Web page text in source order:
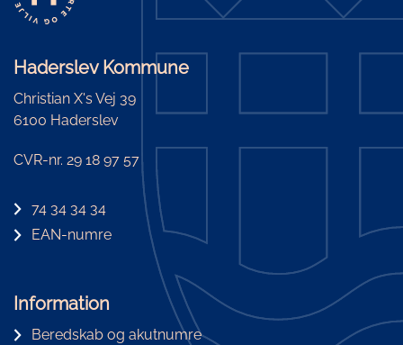
Haderslev Kommune
Christian X's Vej 39
6100 Haderslev
CVR-nr. 29 18 97 57
74 34 34 34
EAN-numre
Information
Beredskab og akutnumre